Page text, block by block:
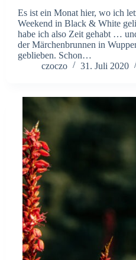
Es ist ein Monat hier, wo ich
Weekend in Black & White
habe ich also Zeit gehabt …
der Märchenbrunnen in
geblieben. Schon…
czoczo
31. Juli 2020